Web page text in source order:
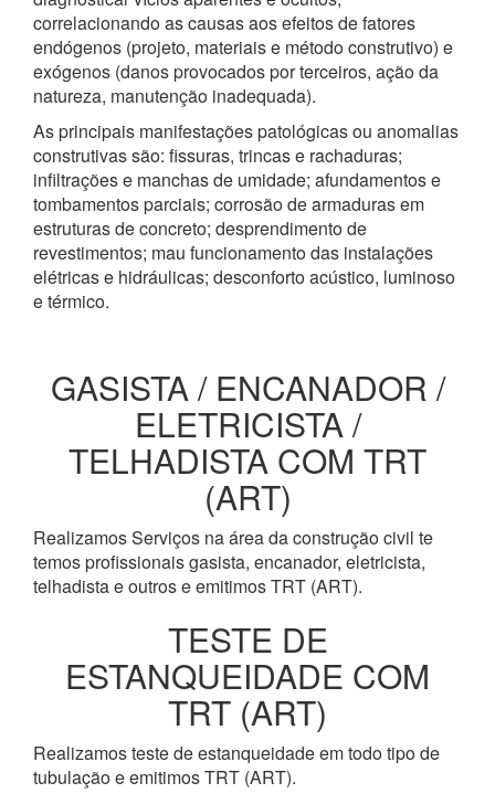
correlacionando as causas aos efeitos de fatores
endógenos (projeto, materiais e método construtivo) e
exógenos (danos provocados por terceiros, ação da
natureza, manutenção inadequada).
As principais manifestações patológicas ou anomalias
construtivas são: fissuras, trincas e rachaduras;
infiltrações e manchas de umidade; afundamentos e
tombamentos parciais; corrosão de armaduras em
estruturas de concreto; desprendimento de
revestimentos; mau funcionamento das instalações
elétricas e hidráulicas; desconforto acústico, luminoso
e térmico.
GASISTA / ENCANADOR /
ELETRICISTA /
TELHADISTA COM TRT
(ART)
Realizamos Serviços na área da construção civil te
temos profissionais gasista, encanador, eletricista,
telhadista e outros e emitimos TRT (ART).
TESTE DE
ESTANQUEIDADE COM
TRT (ART)
Realizamos teste de estanqueidade em todo tipo de
tubulação e emitimos TRT (ART).